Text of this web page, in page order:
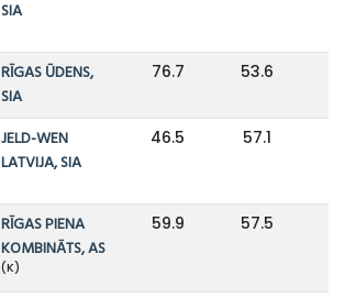
SIA
RĪGAS ŪDENS,
SIA
76.7 53.6
JELD-WEN
LATVIJA, SIA
46.5 57.1
RĪGAS PIENA
KOMBINĀTS, AS
(K)
59.9 57.5